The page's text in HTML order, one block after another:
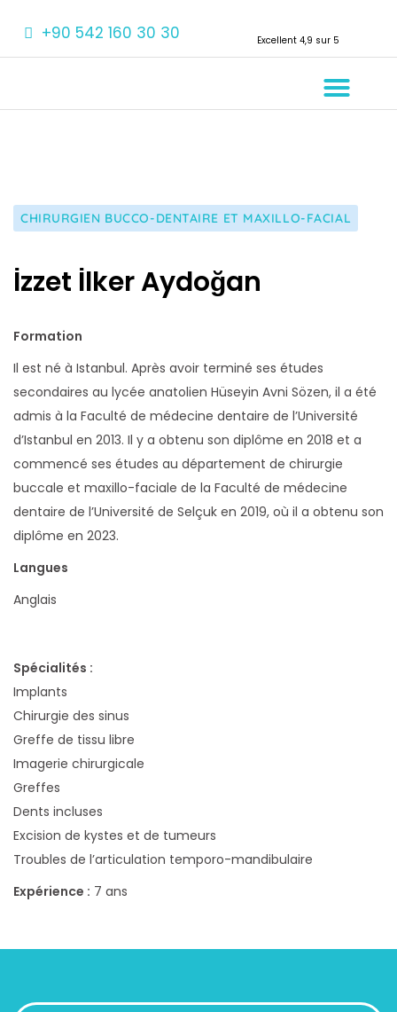
+90 542 160 30 30 Excellent 4,9 sur 5
CHIRURGIEN BUCCO-DENTAIRE ET MAXILLO-FACIAL
İzzet İlker Aydoğan
Formation
Il est né à Istanbul. Après avoir terminé ses études
secondaires au lycée anatolien Hüseyin Avni Sözen, il a été
admis à la Faculté de médecine dentaire de l’Université
d’Istanbul en 2013. Il y a obtenu son diplôme en 2018 et a
commencé ses études au département de chirurgie
buccale et maxillo-faciale de la Faculté de médecine
dentaire de l’Université de Selçuk en 2019, où il a obtenu son
diplôme en 2023.
Langues
Anglais
Spécialités :
Implants
Chirurgie des sinus
Greffe de tissu libre
Imagerie chirurgicale
Greffes
Dents incluses
Excision de kystes et de tumeurs
Troubles de l’articulation temporo-mandibulaire
Expérience : 7 ans